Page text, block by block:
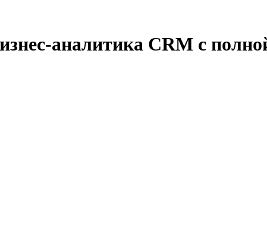
аналитика CRM с